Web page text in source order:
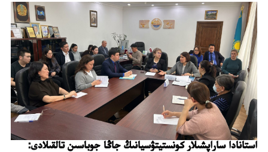
استانادا ساراپشىلار كونستيتۋسيانىڭ جاڭا جوباسىن تالقىلادى: